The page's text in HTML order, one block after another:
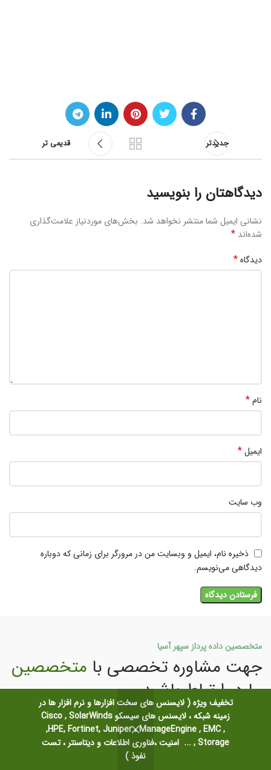
تخفیف ویژه ( لایسنس های سخت افزارها و نرم افزار ها در
زمینه شبکه ، لایسنس های سیسکو Cisco , SolarWinds
,HPE, Fortinet, Juniper ، ManageEngine , EMC ,
Storage , ... امنیت ،فناوری اطلاعات و دیتاسنتر ، تست
نفوذ )
جدیدتر قدیمی تر
دیدگاهتان را بنویسید
نشانی ایمیل شما منتشر نخواهد شد. بخش‌های موردنیاز علامت‌گذاری
شده‌اند *
دیدگاه*
نام*
ایمیل*
وب‌ سایت
ذخیره نام، ایمیل و وبسایت من در مرورگر برای زمانی که دوباره
دیدگاهی می‌نویسم.
متخصصین داده پرداز سپهر آسیا
جهت مشاوره تخصصی با متخصصین
ما در ارتباط باشید
ارتباط با ما